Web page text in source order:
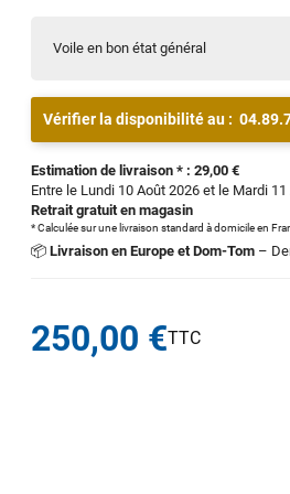
Voile en bon état général
Vérifier la disponibilité au :
Estimation de livraison * : 29,00 €
Entre le Lundi 10 Août 2026 et le Mardi
Retrait gratuit en magasin
* Calculée sur une livraison standard à domicile en
📦 Livraison en Europe et Dom-Tom –
250,00 €